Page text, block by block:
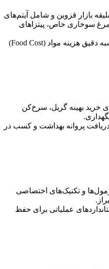
بازار قزوین و شامل آیتم‌های
سوخاری خاص، پیتزاهای
محاسبه دقیق هزینه مواد (Food Cost)
خرید بهینه گریل، سرخ‌کن
دریافت پروانه بهداشت و کسب در
و تکنیک‌های اختصاصی
عملیاتی برای حفظ